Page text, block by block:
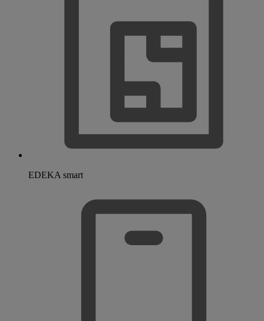
EDEKA smart